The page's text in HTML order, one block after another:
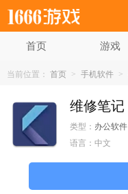
首页 游戏
当前位置： 首页 > 手机软件 >
维修笔记
类型： 办公软件
语言： 中文